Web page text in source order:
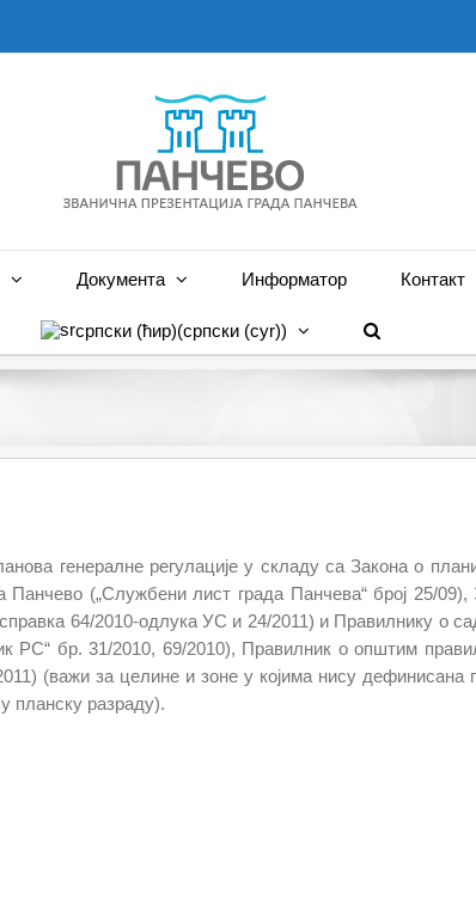
Документа Информатор Контакт
српски (ћир)(српски (cyr))
генералне регулације у складу са Закона о
(„Службени лист града Панчева“ број 25/09),
64/2010-одлука УС и 24/2011) и Правилнику о
РС“ бр. 31/2010, 69/2010), Правилник о општим
(важи за целине и зоне у којима нису дефинисана
планску разраду).